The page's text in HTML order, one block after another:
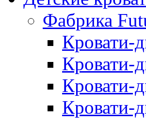
Фабрика
Кровати-
Кровати-
Кровати-
Кровати-